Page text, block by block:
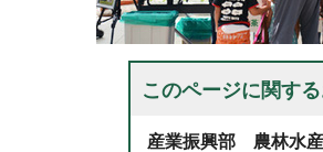
このページに関する
産業振興部 農林水